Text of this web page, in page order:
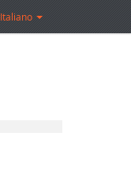
Italiano